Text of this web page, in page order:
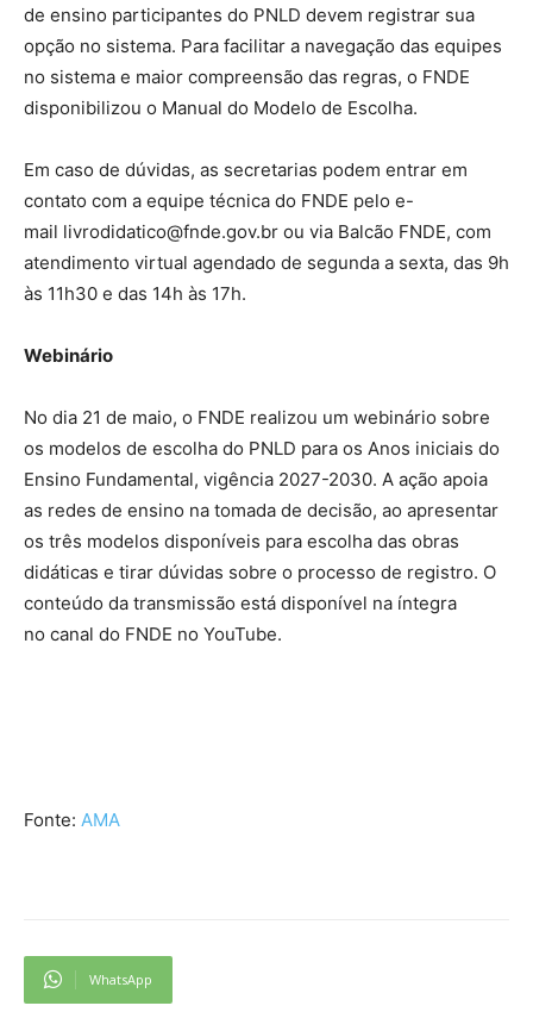
de ensino participantes do PNLD devem registrar sua
opção no sistema. Para facilitar a navegação das equipes
no sistema e maior compreensão das regras, o FNDE
disponibilizou o Manual do Modelo de Escolha.
Em caso de dúvidas, as secretarias podem entrar em
contato com a equipe técnica do FNDE pelo e-
mail livrodidatico@fnde.gov.br ou via Balcão FNDE, com
atendimento virtual agendado de segunda a sexta, das 9h
às 11h30 e das 14h às 17h.
Webinário
No dia 21 de maio, o FNDE realizou um webinário sobre
os modelos de escolha do PNLD para os Anos iniciais do
Ensino Fundamental, vigência 2027-2030. A ação apoia
as redes de ensino na tomada de decisão, ao apresentar
os três modelos disponíveis para escolha das obras
didáticas e tirar dúvidas sobre o processo de registro. O
conteúdo da transmissão está disponível na íntegra
no canal do FNDE no YouTube.
Fonte: AMA
WhatsApp